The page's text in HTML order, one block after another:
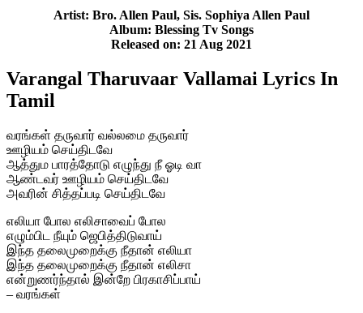
Artist: Bro. Allen Paul, Sis. Sophiya Allen Paul
Album: Blessing Tv Songs
Released on: 21 Aug 2021
Varangal Tharuvaar Vallamai Lyrics In
Tamil
வரங்கள் தருவார் வல்லமை தருவார்
ஊழியம் செய்திடவே
ஆத்தும பாரத்தோடு எழுந்து நீ ஓடி வா
ஆண்டவர் ஊழியம் செய்திடவே
அவரின் சித்தப்படி செய்திடவே
எலியா போல எலிசாவைப் போல
எழும்பிட நீயும் ஜெபித்திடுவாய்
இந்த தலைமுறைக்கு நீதான் எலியா
இந்த தலைமுறைக்கு நீதான் எலிசா
என்றுணர்ந்தால் இன்றே பிரகாசிப்பாய்
– வரங்கள்